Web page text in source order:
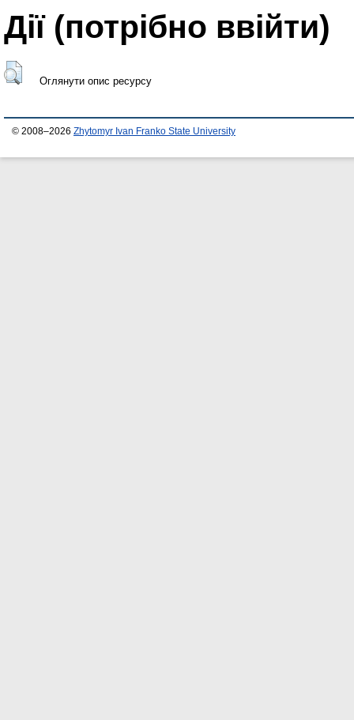
Дії ​​(потрібно ввійти)
Оглянути опис ресурсу
© 2008–2026 Zhytomyr Ivan Franko State University